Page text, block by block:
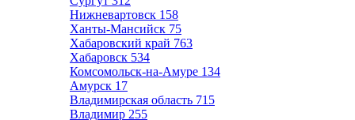
Нижневартовск 158
Ханты-Мансийск 75
Хабаровский край 763
Хабаровск 534
Комсомольск-на-Амуре 134
Амурск 17
Владимирская область 715
Владимир 255